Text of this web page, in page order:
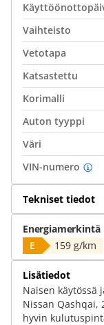
Vaihteisto
Vetotapa
Katsastettu
Korimalli
Auton tyyppi
Väri
VIN-numero
Tekniset tiedot
Energiamerkintä
E
159 g/km
Lisätiedot
Naisen käytössä
Nissan Qashqai,
hyvin